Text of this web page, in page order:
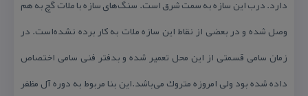
دارد. درب این سازه به سمت شرق است. سنگ‌های سازه با ملات گچ به هم
وصل شده و در بعضی از نقاط این سازه ملات به كار برده نشده‌است. در
زمان سامی قسمتی از این محل تعمیر شده و بدفتر فنی سامی اختصاص
داده شده بود ولی امروزه متروك می‌باشد.این بنا مربوط به دوره آل مظفر